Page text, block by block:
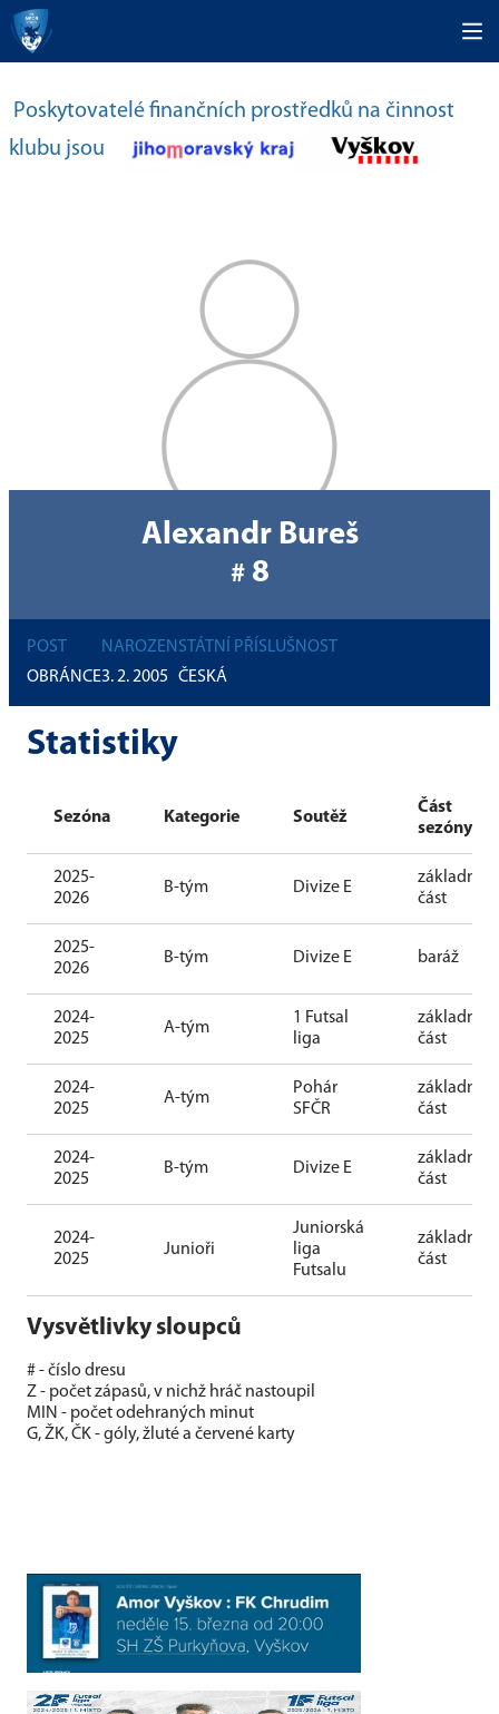
Poskytovatelé finančních prostředků na činnost
klubu jsou
Alexandr Bureš
# 8
POST
OBRÁNCE
NAROZEN
3. 2. 2005
STÁTNÍ PŘÍSLUŠNOST
ČESKÁ
Statistiky
Sezóna Kategorie Soutěž
Část
sezóny
2025-
2026
B-tým Divize E
základní
část
2025-
2026
B-tým Divize E baráž
2024-
2025
A-tým
1 Futsal
liga
základní
část
2024-
2025
A-tým
Pohár
SFČR
základní
část
2024-
2025
B-tým Divize E
základní
část
2024-
2025
Junioři
Juniorská
liga
Futsalu
základní
část
Vysvětlivky sloupců
# - číslo dresu
Z - počet zápasů, v nichž hráč nastoupil
MIN - počet odehraných minut
G, ŽK, ČK - góly, žluté a červené karty